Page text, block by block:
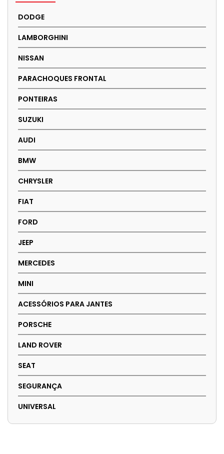
DODGE
LAMBORGHINI
NISSAN
PARACHOQUES FRONTAL
PONTEIRAS
SUZUKI
AUDI
BMW
CHRYSLER
FIAT
FORD
JEEP
MERCEDES
MINI
ACESSÓRIOS PARA JANTES
PORSCHE
LAND ROVER
SEAT
SEGURANÇA
UNIVERSAL